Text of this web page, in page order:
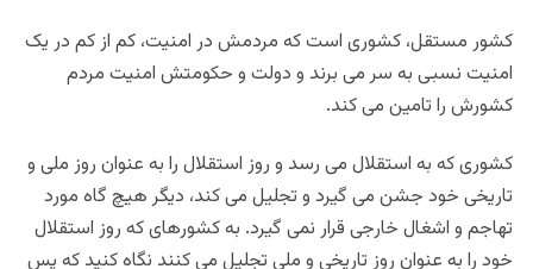
کشور مستقل، کشوری است که مردمش در امنیت، کم از کم در یک
امنیت نسبی به سر می برند و دولت و حکومتش امنیت مردم
کشورش را تامین می کند.
کشوری که به استقلال می رسد و روز استقلال را به عنوان روز ملی و
تاریخی خود جشن می گیرد و تجلیل می کند، دیگر هیچ گاه مورد
تهاجم و اشغال خارجی قرار نمی گیرد. به کشورهای که روز استقلال
خود را به عنوان روز تاریخی و ملی تجلیل می کنند نگاه کنید که پس